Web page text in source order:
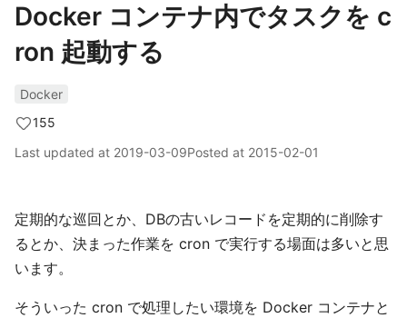
Docker コンテナ内でタスクを c
ron 起動する
Docker
155
Last updated at 2019-03-09Posted at 2015-02-01
定期的な巡回とか、DBの古いレコードを定期的に削除す
るとか、決まった作業を cron で実行する場面は多いと思
います。
そういった cron で処理したい環境を Docker コンテナと